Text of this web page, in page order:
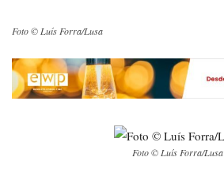
Foto © Luís Forra/Lusa
Foto © Luís Forra/Lusa